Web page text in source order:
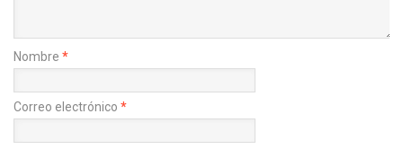
Nombre *
Correo electrónico *